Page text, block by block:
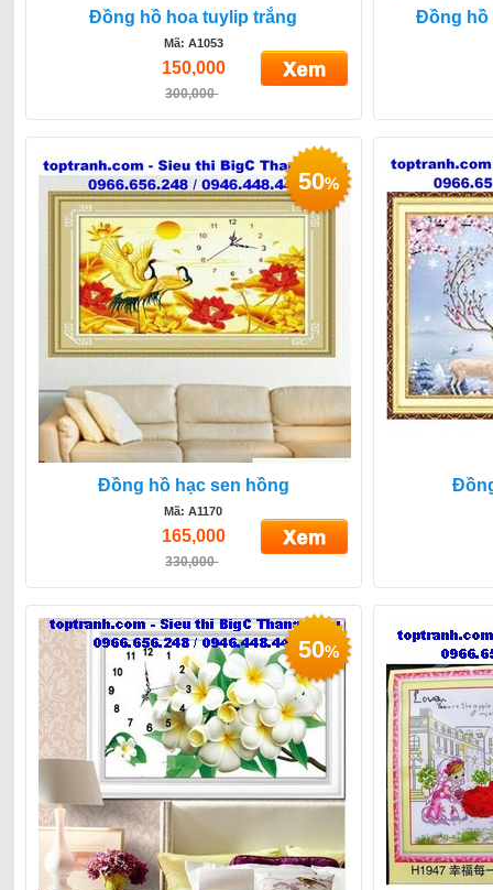
Đồng hồ hoa tuylip trắng
Mã: A1053
150,000
300,000
Đồng hồ
Đồng hồ hạc sen hồng
Mã: A1170
165,000
330,000
50%
50%